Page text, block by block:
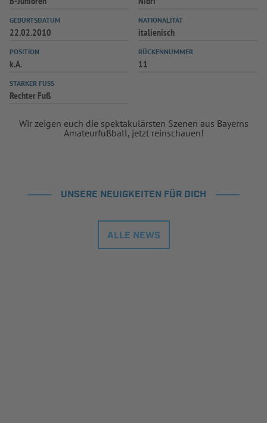
SPIELPLUS
GEBURTSDATUM
22.02.2010
NATIONALITÄT
italienisch
POSITION
k.A.
RÜCKENNUMMER
11
STARKER FUSS
Rechter Fuß
Wir zeigen euch die spektakulärsten Szenen aus Bayerns
Amateurfußball, jetzt reinschauen!
UNSERE NEUIGKEITEN FÜR DICH
ALLE NEWS